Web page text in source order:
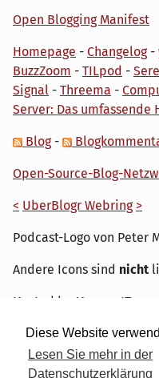
Diese Website
Lesen Sie mehr in der
Datenschutzerklärung
Open Blogging Manifest
Homepage - Changelog-
BuzzZoom - TILpod -
Signal - Threema -
Server: Das umfassende
Blog-
Open-Source-Blog-
< UberBlogr Webring >
Podcast-Logo von Peter
Andere Icons sind nicht
Hosted by My own IT.